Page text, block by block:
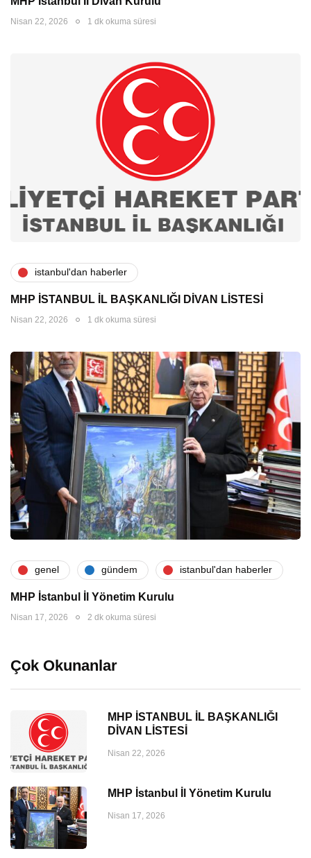
Nisan 22, 2026 1 dk okuma süresi
i̇stanbul'dan haberler
MHP İSTANBUL İL BAŞKANLIĞI DİVAN LİSTESİ
Nisan 22, 2026 1 dk okuma süresi
genel gündem i̇stanbul'dan haberler
MHP İstanbul İl Yönetim Kurulu
Nisan 17, 2026 2 dk okuma süresi
Çok Okunanlar
MHP İSTANBUL İL BAŞKANLIĞI
DİVAN LİSTESİ
Nisan 22, 2026
MHP İstanbul İl Yönetim Kurulu
Nisan 17, 2026